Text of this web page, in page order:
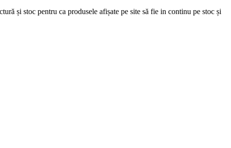
și stoc pentru ca produsele afișate pe site să fie in continu pe stoc și